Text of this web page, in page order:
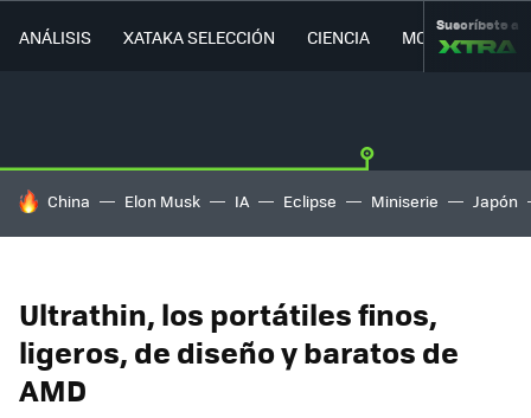
ANÁLISIS XATAKA SELECCIÓN CIENCIA MOVILIDAD
Suscríbete a
HOY SE HABLA DE
China Elon Musk IA Eclipse Miniserie Japón
Ultrathin, los portátiles finos,
ligeros, de diseño y baratos de
AMD